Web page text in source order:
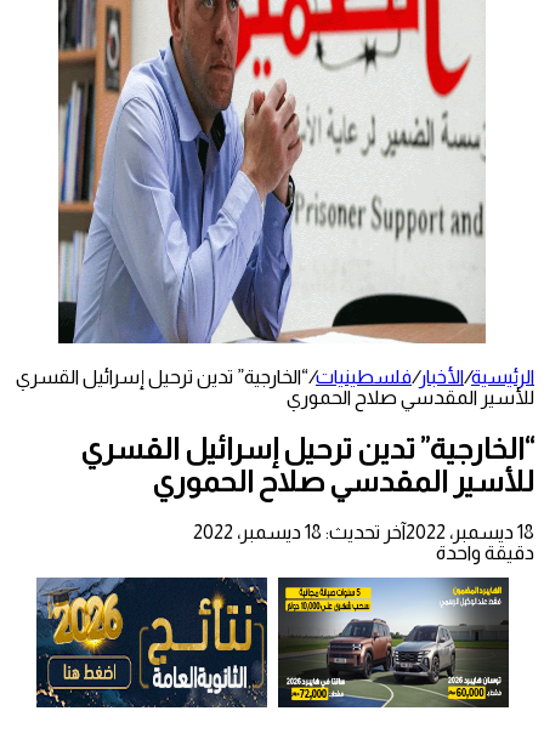
الرئيسية/الأخبار/فلسطينيات/“الخارجية” تدين ترحيل إسرائيل القسري
للأسير المقدسي صلاح الحموري
“الخارجية” تدين ترحيل إسرائيل القسري
للأسير المقدسي صلاح الحموري
18 ديسمبر، 2022
آخر تحديث: 18 ديسمبر، 2022
دقيقة واحدة